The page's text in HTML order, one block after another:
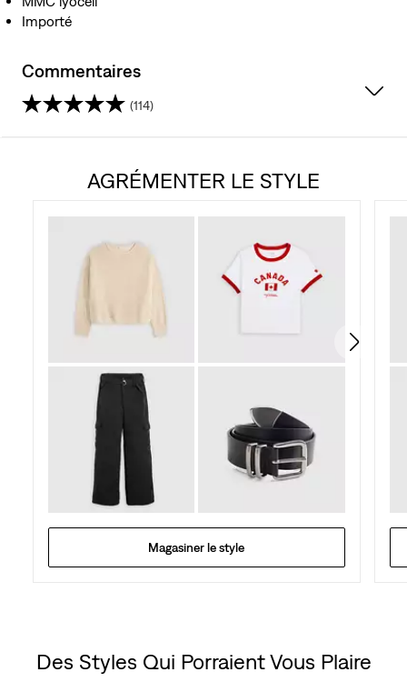
Importé
Commentaires
(114)
AGRÉMENTER LE STYLE
Magasiner le style
Des Styles Qui Porraient Vous Plaire